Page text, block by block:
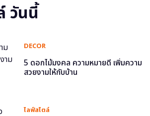
วันนี้
DECOR
5 ดอกไม้มงคล ความหมายดี เพิ่มความ
สวยงามให้กับบ้าน
ไลฟ์สไตล์